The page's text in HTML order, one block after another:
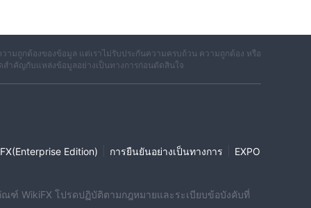
มถูกต้องของข้อมูล แต่เราไม่รับประกันความครบถ้วน ความถูกต้อง หรือ
สำคัญกับแหล่งข้อมูลอย่างเป็นทางการก่อนตัดสินใจ
Edition) การยืนยันอย่างเป็นทางการ
EXPO
ฑ์ WikiFX โปรดปฏิบัติตามกฎหมายและระเบียบข้อบังคับที่